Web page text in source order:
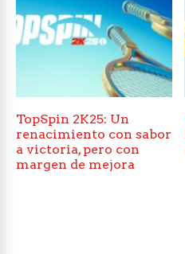
TopSpin 2K25: Un
renacimiento con sabor
a victoria, pero con
margen de mejora